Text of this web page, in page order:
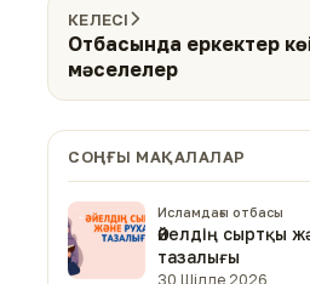
КЕЛЕСІ
Отбасында еркектер
мәселелер
СОҢҒЫ МАҚАЛАЛАР
Исламдағы отбасы
Әйелдің сыртқы
тазалығы
30 Шілде 2026